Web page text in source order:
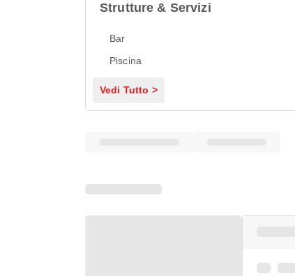
Strutture & Servizi
Bar
Piscina
Vedi Tutto >